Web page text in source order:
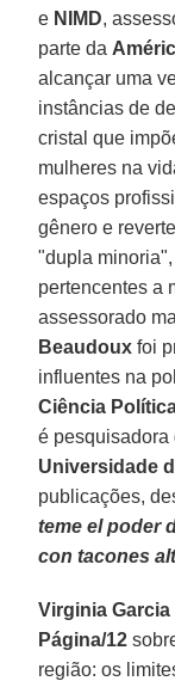
e NIMD,
parte da
alcançar uma
instâncias de
cristal que
mulheres na
espaços
gênero e
"dupla
pertencentes a
assessorado
Beaudoux foi
influentes na
Ciência
é
Universidade
publicações,
teme el poder
con tacones
Virginia
Página/12
região: os